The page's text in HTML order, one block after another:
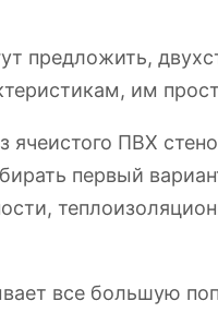
предложить,
им
ячеистого ПВХ
первый
все большую